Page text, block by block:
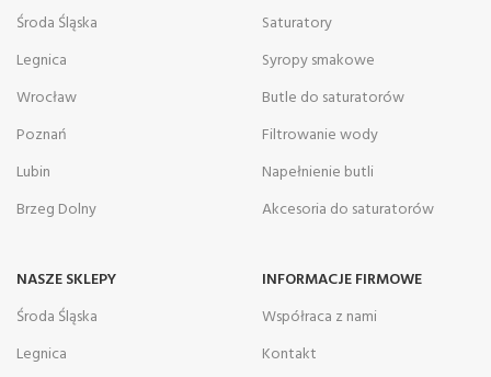
Środa Śląska
Legnica
Wrocław
Poznań
Lubin
Brzeg Dolny
Saturatory
Syropy smakowe
Butle do saturatorów
Filtrowanie wody
Napełnienie butli
Akcesoria do saturatorów
NASZE SKLEPY
Środa Śląska
Legnica
INFORMACJE FIRMOWE
Współraca z nami
Kontakt